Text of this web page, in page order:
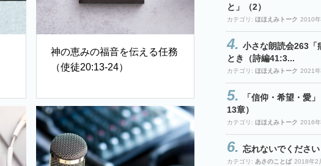
神の恵みの福音を伝える任務
（使徒20:13-24）
と」（2）
カテゴリ: ほほえみトーク 2010
小さな朗読会263「
とき（詩編41:3...
カテゴリ: ほほえみトーク 2021
「信仰・希望・愛
13章）
カテゴリ: ほほえみトーク 2016
忘れないでください
カテゴリ: あさのことば 2018年2